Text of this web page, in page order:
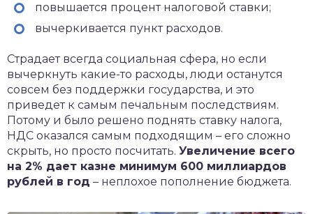
повышается процент налоговой ставки;
вычеркивается пункт расходов.
Страдает всегда социальная сфера, но если
вычеркнуть какие-то расходы, люди останутся
совсем без поддержки государства, и это
приведет к самым печальным последствиям.
Потому и было решено поднять ставку налога,
НДС оказался самым подходящим – его сложно
скрыть, но просто посчитать. Увеличение всего
на 2% дает казне минимум 600 миллиардов
рублей в год – неплохое пополнение бюджета.